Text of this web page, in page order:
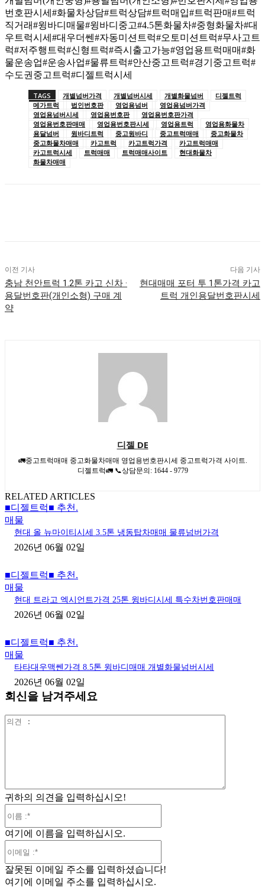
번호판시세#화물차상담#트럭상담#트럭매입#트럭판매#트럭
직거래#윙바디매물#윙바디중고#4.5톤화물차#중형화물차#대
우트럭시세#대우더쎈#자동미션트럭#오토미션트럭#무사고트
럭#저주행트럭#신형트럭#즉시출고가능#영업용트럭매매#화
물운송업#운송사업#물류트럭#안산중고트럭#경기중고트럭#
수도권중고트럭#디젤트럭시세
TAGS 개별넘버가격 개별넘버시세 개별화물넘버
디젤트럭
메가트럭
법인번호판 영업용넘버
영업용넘버가격
영업용넘버시세
영업용번호판
영업용번호판가격
영업용번호판매매
영업용번호판시세 영업용트럭
영업용화물차
용달넘버
윙바디트럭 중고윙바디 중고트럭매매
중고화물차
중고화물차매매
카고트럭 카고트럭가격
카고트럭매매
카고트럭시세
트럭매매 트럭매매사이트
현대화물차
화물차매매
이전 기사
충남 천안트럭 1.2톤 카고 신차 ·
용달번호판(개인소형) 구매 계
약
다음 기사
현대매매 포터 투 1톤가격 카고
트럭 개인용달번호판시세
디젤 DE
🚛중고트럭매매 중고화물차매매 영업용번호판시세 중고트럭가격 사이트.
디젤트럭🚛 📞상담문의: 1644 - 9779
RELATED ARTICLES
■디젤트럭■ 추천.
매물
현대 올 뉴마이티시세 3.5톤 냉동탑차매매 물류넘버가격
2026년 06월 02일
■디젤트럭■ 추천.
매물
현대 트라고 엑시언트가격 25톤 윙바디시세 특수차번호판매매
2026년 06월 02일
■디젤트럭■ 추천.
매물
타타대우맥쎈가격 8.5톤 윙바디매매 개별화물넘버시세
2026년 06월 02일
회신을 남겨주세요
귀하의 의견을 입력하십시오!
여기에 이름을 입력하십시오.
일
잘못된 이메일 주소를 입력하셨습니다!
여기에 이메일 주소를 입력하십시오.